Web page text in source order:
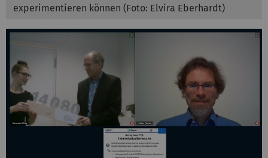
experimentieren können (Foto: Elvira Eberhardt)